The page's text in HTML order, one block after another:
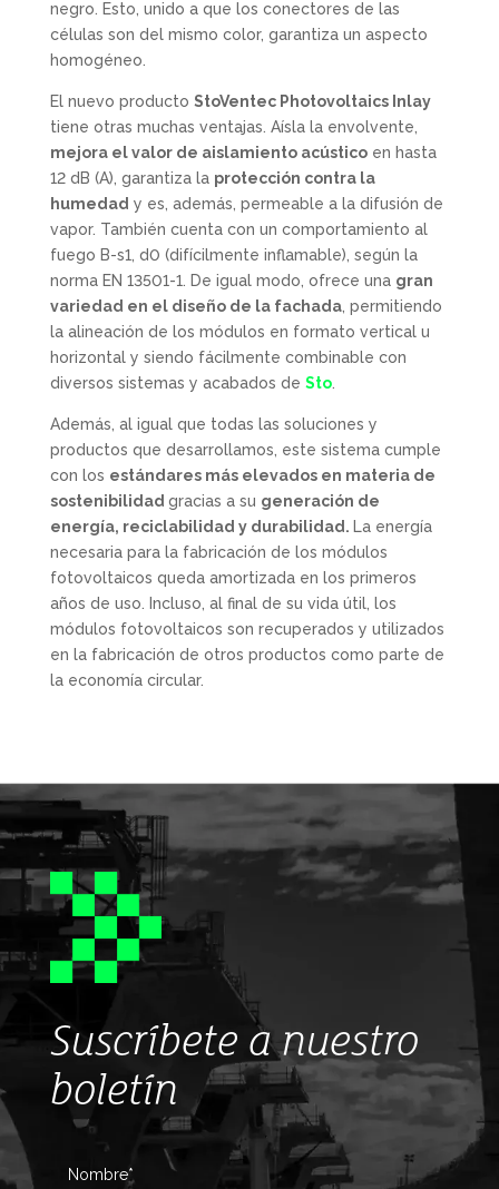
negro. Esto, unido a que los conectores de las
células son del mismo color, garantiza un aspecto
homogéneo.
El nuevo producto StoVentec Photovoltaics Inlay
tiene otras muchas ventajas. Aísla la envolvente,
mejora el valor de aislamiento acústicoen hasta
12 dB (A), garantiza la protección contra la
humedad y es, además, permeable a la difusión de
vapor. También cuenta con un comportamiento al
fuego B-s1, d0 (difícilmente inflamable), según la
norma EN 13501-1. De igual modo, ofrece una gran
variedad en el diseño de la fachada, permitiendo
la alineación de los módulos en formato vertical u
horizontal y siendo fácilmente combinable con
diversos sistemas y acabados de Sto.
Además, al igual que todas las soluciones y
productos que desarrollamos, este sistema cumple
con los estándares más elevados en materia de
sostenibilidad gracias a su generación de
energía, reciclabilidad y durabilidad. La energía
necesaria para la fabricación de los módulos
fotovoltaicos queda amortizada en los primeros
años de uso. Incluso, al final de su vida útil, los
módulos fotovoltaicos son recuperados y utilizados
en la fabricación de otros productos como parte de
la economía circular.
Suscríbete a nuestro
boletín